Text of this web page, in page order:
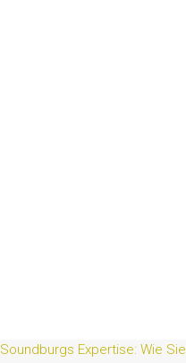
Soundburgs Expertise: Wie Sie